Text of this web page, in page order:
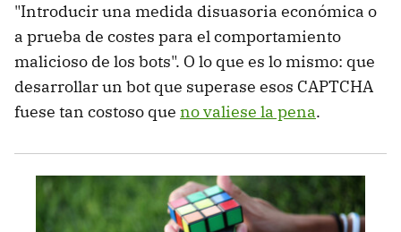
"Introducir una medida disuasoria económica o
a prueba de costes para el comportamiento
malicioso de los bots". O lo que es lo mismo: que
desarrollar un bot que superase esos CAPTCHA
fuese tan costoso que no valiese la pena.